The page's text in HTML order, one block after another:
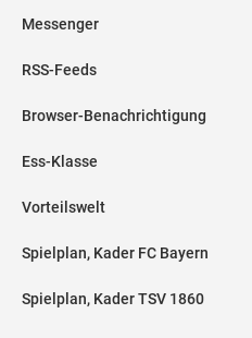
Messenger
RSS-Feeds
Browser-Benachrichtigung
Ess-Klasse
Vorteilswelt
Spielplan, Kader FC Bayern
Spielplan, Kader TSV 1860